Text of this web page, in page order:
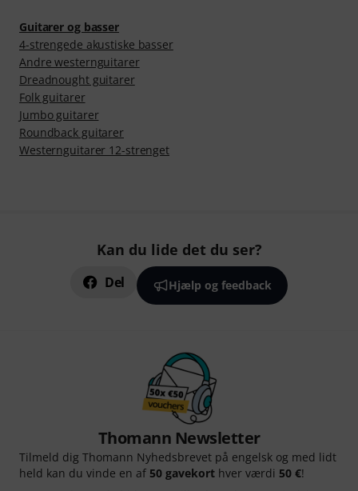
Guitarer og basser
4-strengede akustiske basser
Andre westernguitarer
Dreadnought guitarer
Folk guitarer
Jumbo guitarer
Roundback guitarer
Westernguitarer 12-strenget
Kan du lide det du ser?
Del Hjælp og feedback
Thomann Newsletter
Tilmeld dig Thomann Nyhedsbrevet på engelsk og med lidt
held kan du vinde en af 50 gavekort hver værdi 50 €!